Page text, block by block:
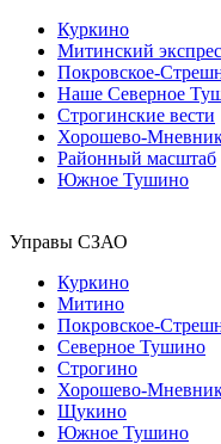
Куркино
Митинский
Покровское-
Наше Северное
Строгинские вести
Хорошево-
Районный масштаб
Южное Тушино
Управы СЗАО
Куркино
Митино
Покровское-
Северное Тушино
Строгино
Хорошево-
Щукино
Южное Тушино